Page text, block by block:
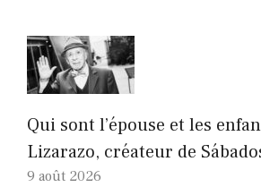
Qui sont l’épouse et les
Lizarazo, créateur de
9 août 2026